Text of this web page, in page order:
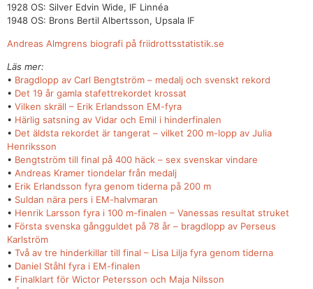
1928 OS: Silver Edvin Wide, IF Linnéa
1948 OS: Brons Bertil Albertsson, Upsala IF
Andreas Almgrens biografi på friidrottsstatistik.se
Läs mer:
• Bragdlopp av Carl Bengtström – medalj och svenskt rekord
• Det 19 år gamla stafettrekordet krossat
• Vilken skräll – Erik Erlandsson EM-fyra
• Härlig satsning av Vidar och Emil i hinderfinalen
• Det äldsta rekordet är tangerat – vilket 200 m-lopp av Julia
Henriksson
• Bengtström till final på 400 häck – sex svenskar vindare
• Andreas Kramer tiondelar från medalj
• Erik Erlandsson fyra genom tiderna på 200 m
• Suldan nära pers i EM-halvmaran
• Henrik Larsson fyra i 100 m-finalen – Vanessas resultat struket
• Första svenska gångguldet på 78 år – bragdlopp av Perseus
Karlström
• Två av tre hinderkillar till final – Lisa Lilja fyra genom tiderna
• Daniel Ståhl fyra i EM-finalen
• Finalklart för Wictor Petersson och Maja Nilsson